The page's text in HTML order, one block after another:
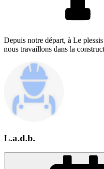
Depuis notre départ, à Le
nous travaillons dans la
L.a.d.b.